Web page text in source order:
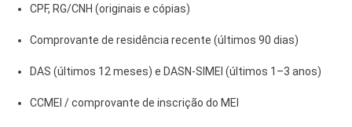
CPF, RG/CNH (originais e cópias)
Comprovante de residência recente (últimos 90 dias)
DAS (últimos 12 meses) e DASN‑SIMEI (últimos 1–3 anos)
CCMEI / comprovante de inscrição do MEI